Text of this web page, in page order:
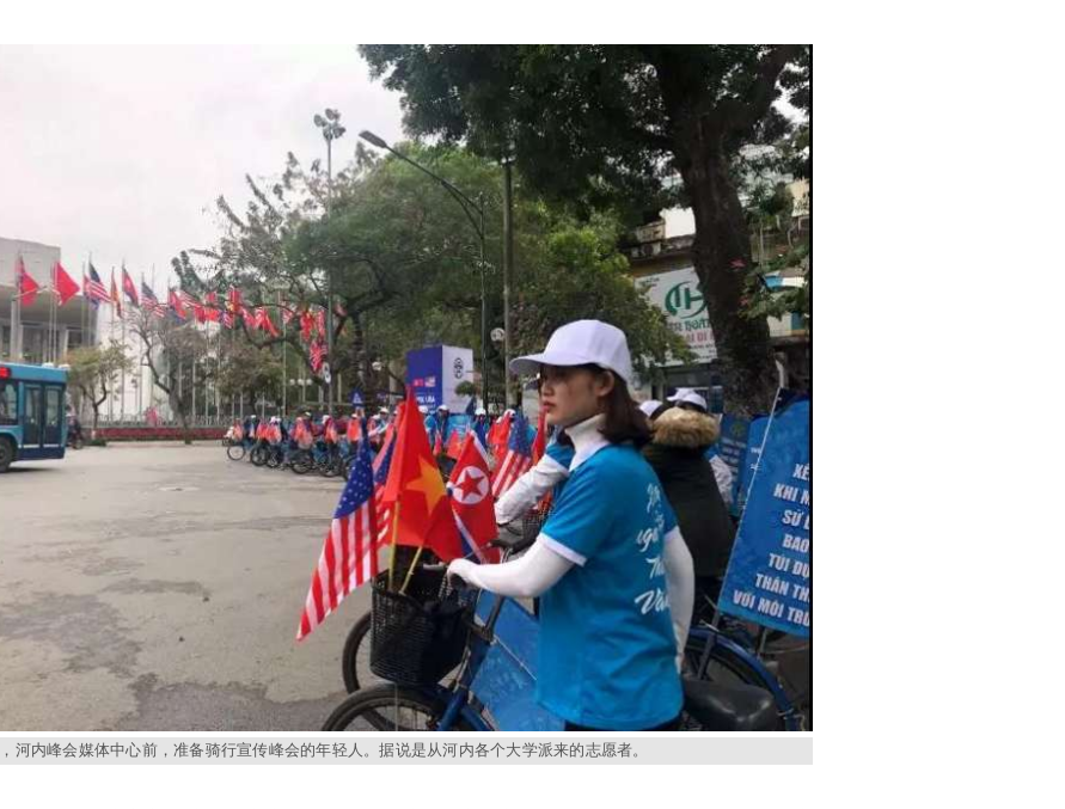
河内峰会媒体中心前，准备骑行宣传峰会的年轻人。据说是从河内各个大学派来的志愿者。